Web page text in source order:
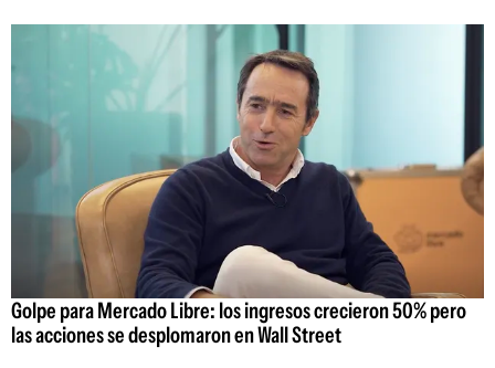
Golpe para Mercado Libre: los ingresos crecieron 50% pero
las acciones se desplomaron en Wall Street